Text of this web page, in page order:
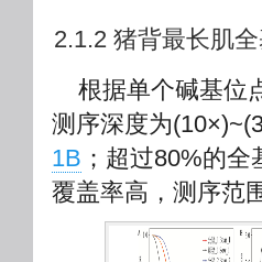
2.1.2 猪背最长肌
根据单个碱基位
测序深度为
1B ；超过80%的
覆盖率高，测序范